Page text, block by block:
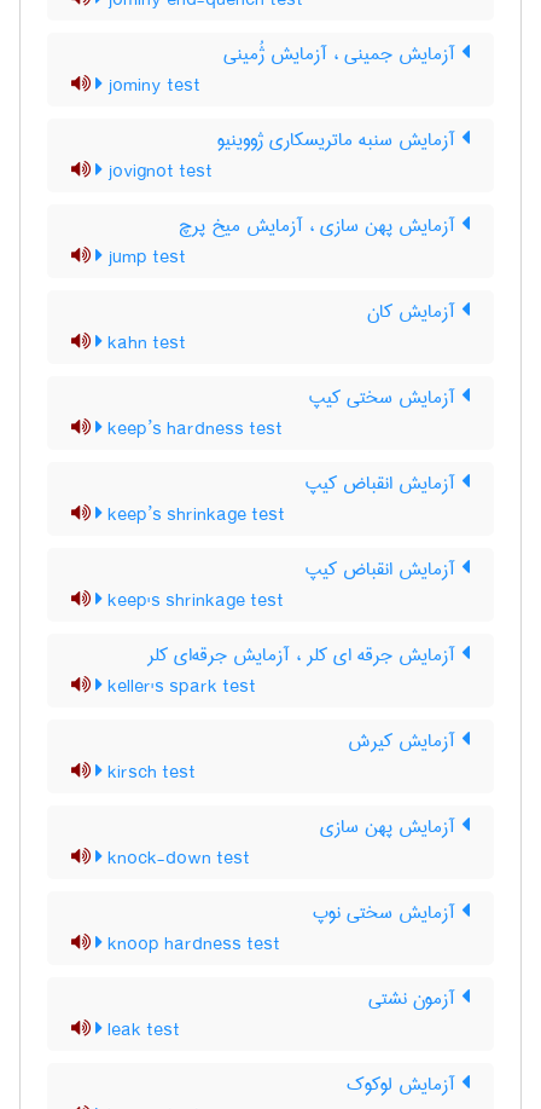
آزمایش جمینی ، آزمایش ژُمینی
jominy test
آزمایش سنبه ماتریسکاری ژووینیو
jovignot test
آزمایش پهن سازی ، آزمایش میخ پرچ
jump test
آزمایش کان
kahn test
آزمایش سختی کیپ
keep’s hardness test
آزمایش انقباض کیپ
keep’s shrinkage test
آزمایش انقباض کیپ
keep's shrinkage test
آزمایش جرقه ای کلر ، آزمایش جرقه‌ای کلر
keller's spark test
آزمایش کیرش
kirsch test
آزمایش پهن سازی
knock-down test
آزمایش سختی نوپ
knoop hardness test
آزمون نشتی
leak test
آزمایش لوکوک